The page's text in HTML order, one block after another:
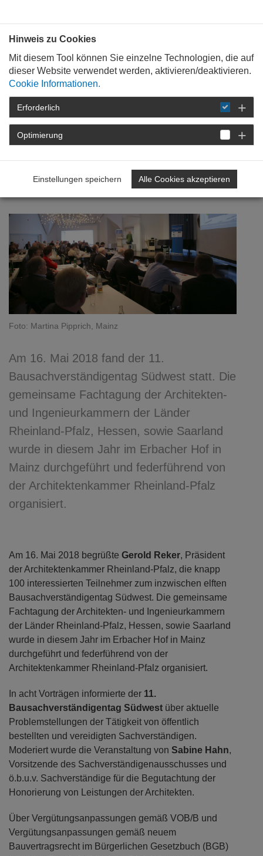
STARTSEITE DETAIL
Im Südwesten: 11.
Bausachverständigentag
Foto: Martina Pipprich, Mainz
Am 16. Mai 2018 fand der 11.
Bausachverständigentag Südwest statt. Die
gemeinsame Fachtagung der Architekten-
und Ingenieurkammern der Länder
Rheinland-Pfalz, Hessen, sowie Saarland
wurde in diesem Jahr im Erbacher Hof in
Mainz durchgeführt und federführend von
der Architektenkammer Rheinland-Pfalz
organisiert.
Am 16. Mai 2018 begrüßte Gerold Reker, Präsident
der Architektenkammer Rheinland-Pfalz, die knapp
100 interessierten Teilnehmer zum inzwischen elften
Bausachverständigentag Südwest. Die gemeinsame
Fachtagung der Architekten- und Ingenieurkammern
der Länder Rheinland-Pfalz, Hessen, sowie Saarland
wurde in diesem Jahr im Erbacher Hof in Mainz
durchgeführt und federführend von der
Architektenkammer Rheinland-Pfalz organisiert.
In acht Vorträgen informierte der 11.
Bausachverständigentag Südwest über aktuelle
Problemstellungen der Tätigkeit von öffentlich
bestellten und vereidigten Sachverständigen.
Moderiert wurde die Veranstaltung von Sabine Hahn,
Vorsitzende des Sachverständigenausschusses und
ö.b.u.v. Sachverständige für die Begutachtung der
Honorierung von Leistungen der Architekten.
Über Vergütungsanpassungen gemäß VOB/B und
Vergütungsanpassungen gemäß neuem
Bauvertragsrecht im Bürgerlichen Gesetzbuch (BGB)
Hinweis zu Cookies
Mit diesem Tool können Sie einzelne Technologien, die auf
dieser Website verwendet werden, aktivieren/deaktivieren.
Cookie Informationen.
Erforderlich
Optimierung
Einstellungen speichern Alle Cookies akzeptieren